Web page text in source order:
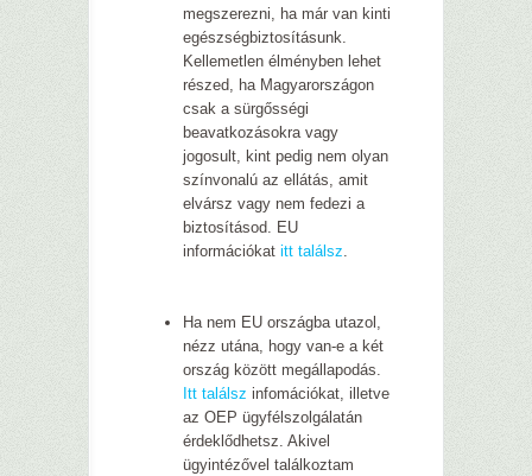
megszerezni, ha már van kinti
egészségbiztosításunk.
Kellemetlen élményben lehet
részed, ha Magyarországon
csak a sürgősségi
beavatkozásokra vagy
jogosult, kint pedig nem olyan
színvonalú az ellátás, amit
elvársz vagy nem fedezi a
biztosításod. EU
információkat itt találsz.
Ha nem EU országba utazol,
nézz utána, hogy van-e a két
ország között megállapodás.
Itt találsz infomációkat, illetve
az OEP ügyfélszolgálatán
érdeklődhetsz. Akivel
ügyintézővel találkoztam